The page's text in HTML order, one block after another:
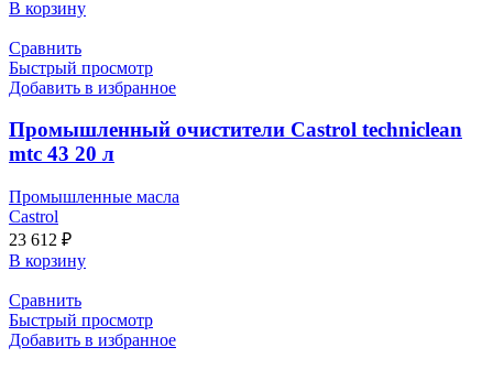
В корзину
Сравнить
Быстрый просмотр
Добавить в избранное
Промышленный очистители Castrol techniclean
mtc 43 20 л
Промышленные масла
Castrol
23 612 ₽
В корзину
Сравнить
Быстрый просмотр
Добавить в избранное